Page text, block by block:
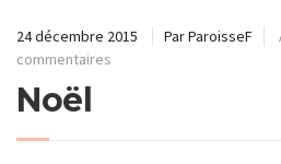
24 décembre 2015 Par ParoisseF
commentaires
Noël